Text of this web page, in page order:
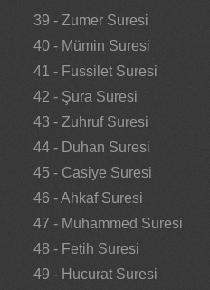
39 - Zumer Suresi
40 - Mümin Suresi
41 - Fussilet Suresi
42 - Şura Suresi
43 - Zuhruf Suresi
44 - Duhan Suresi
45 - Casiye Suresi
46 - Ahkaf Suresi
47 - Muhammed Suresi
48 - Fetih Suresi
49 - Hucurat Suresi